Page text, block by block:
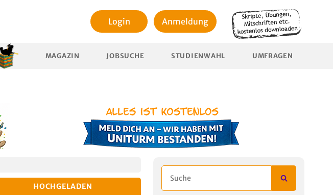
Login Anmeldung
MAGAZIN JOBSUCHE STUDIENWAHL UMFRAGEN
HOCHGELADEN